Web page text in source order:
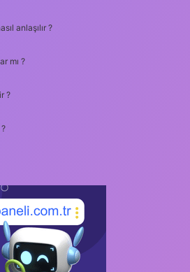
anlaşılır ?
mı ?
?